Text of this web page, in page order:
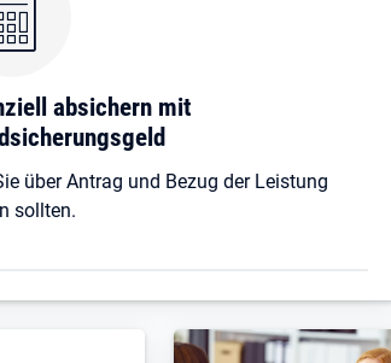
absichern mit
über Antrag und Bezug der Leistung
sollten.